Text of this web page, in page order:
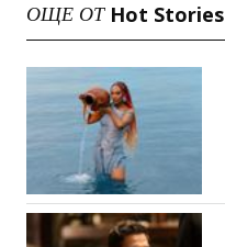
ОЩЕ ОТ Hot Stories